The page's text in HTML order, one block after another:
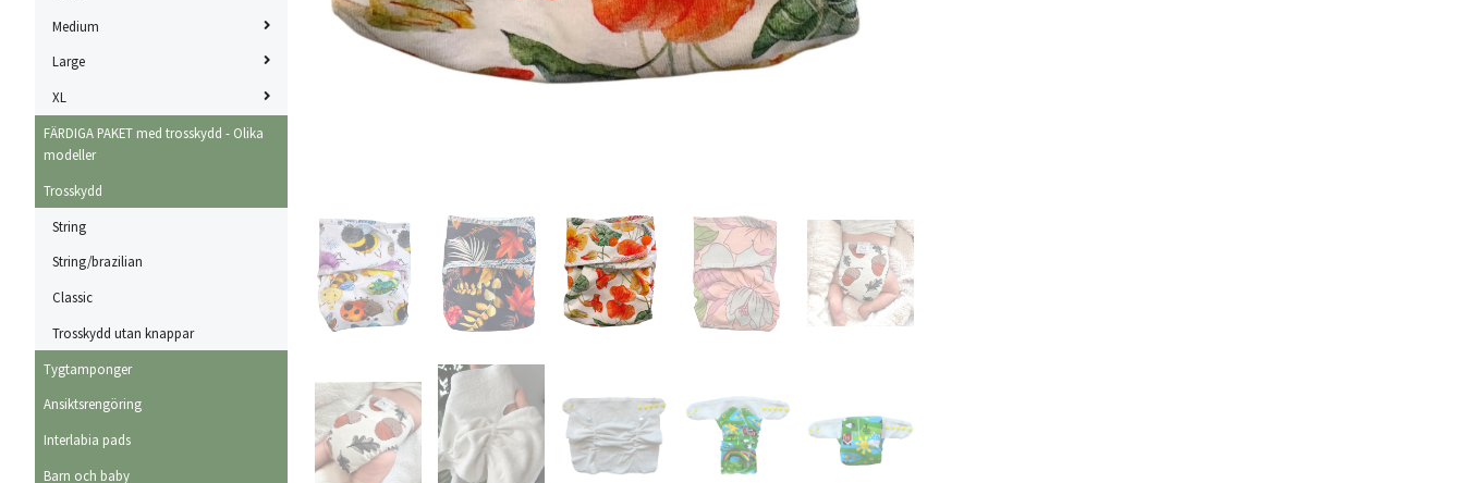
Medium
Large
XL
FÄRDIGA PAKET med trosskydd - Olika
modeller
Trosskydd
String
String/brazilian
Classic
Trosskydd utan knappar
Tygtamponger
Ansiktsrengöring
Interlabia pads
Barn och baby